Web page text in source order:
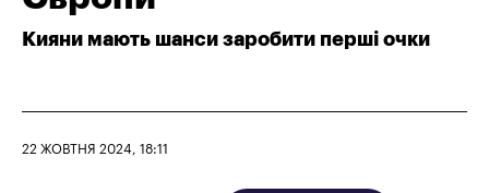
Кияни мають шанси заробити перші очки
22 ЖОВТНЯ 2024, 18:11